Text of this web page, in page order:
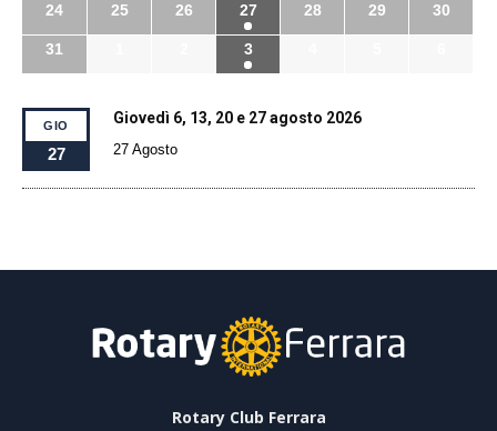
24 25 26 27 28 29 30
31 3
GIO
27
Giovedì 6, 13, 20 e 27 agosto 2026
27 Agosto
Rotary Club Ferrara